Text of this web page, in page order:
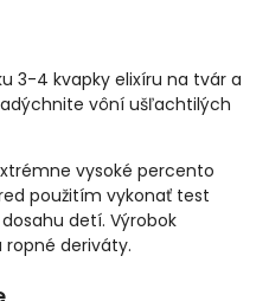
3-4 kvapky elixíru na tvár a
vôní ušľachtilých
vysoké percento
použitím vykonať test
detí. Výrobok
ropné deriváty.